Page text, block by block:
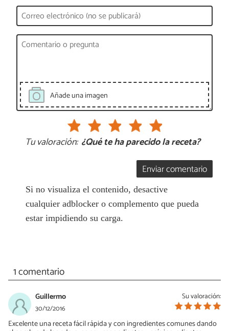
Añade una imagen
Tu valoración: ¿Qué te ha parecido la receta?
Enviar comentario
Si no visualiza el contenido, desactive
cualquier adblocker o complemento que pueda
estar impidiendo su carga.
1 comentario
Su valoración:
Guillermo
30/12/2016
Excelente una receta fácil rápida y con ingredientes comunes dando